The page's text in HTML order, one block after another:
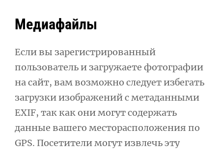
Медиафайлы
Если вы зарегистрированный
пользователь и загружаете фотографии
на сайт, вам возможно следует избегать
загрузки изображений с метаданными
EXIF, так как они могут содержать
данные вашего месторасположения по
GPS. Посетители могут извлечь эту